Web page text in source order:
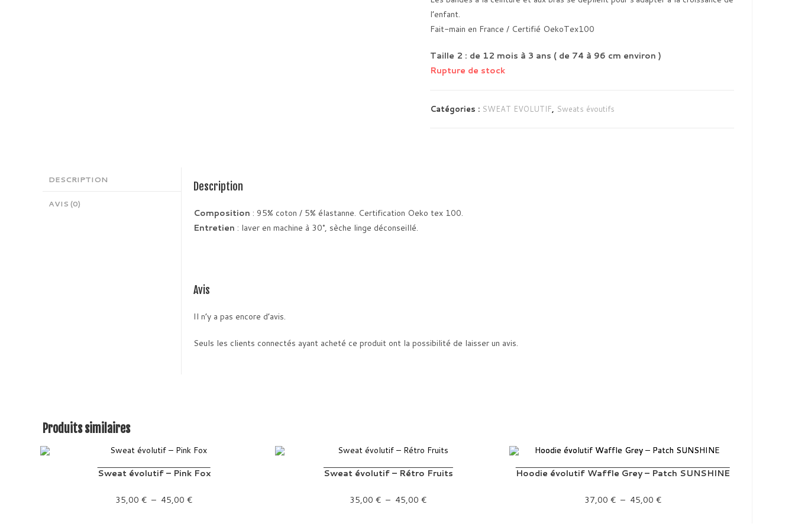
l’enfant.
Fait-main en France / Certifié OekoTex100
Taille 2 : de 12 mois à 3 ans ( de 74 à 96 cm environ )
Rupture de stock
Catégories : SWEAT EVOLUTIF, Sweats évoutifs
DESCRIPTION
AVIS (0)
Description
Composition : 95% coton / 5% élastanne. Certification Oeko tex 100.
Entretien : laver en machine à 30°, sèche linge déconseillé.
Avis
Il n’y a pas encore d’avis.
Seuls les clients connectés ayant acheté ce produit ont la possibilité de laisser un avis.
Produits similaires
Sweat évolutif – Pink Fox
35,00€ – 45,00€Plage de prix : 35,00 € à 45,00 €
Sweat évolutif – Rétro Fruits
35,00€ – 45,00€Plage de prix : 35,00 € à 45,00 €
Hoodie évolutif Waffle Grey – Patch SUNSHINE
37,00 € – 45,00 €Plage de prix : 37,00 € à 45,00 €